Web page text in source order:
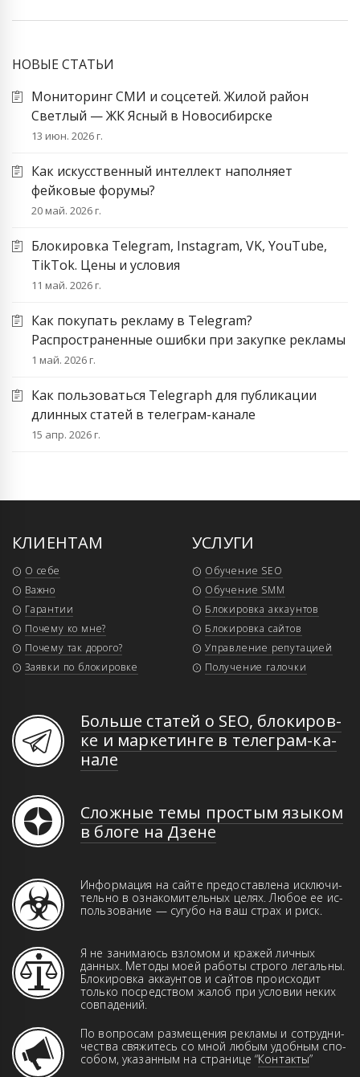
НОВЫЕ СТАТЬИ
Мониторинг СМИ и соцсетей. Жилой район
Светлый — ЖК Ясный в Новосибирске
13 июн. 2026 г.
Как искусственный интеллект наполняет
фейковые форумы?
20 май. 2026 г.
Блокировка Telegram, Instagram, VK, YouTube,
TikTok. Цены и условия
11 май. 2026 г.
Как покупать рекламу в Telegram?
Распространенные ошибки при закупке рекламы
1 май. 2026 г.
Как пользоваться Telegraph для публикации
длинных статей в телеграм-канале
15 апр. 2026 г.
КЛИЕНТАМ
О себе
Важно
Гарантии
Почему ко мне?
Почему так дорого?
Заявки по блокировке
УСЛУГИ
Обучение SEO
Обучение SMM
Блокировка аккаунтов
Блокировка сайтов
Управление репутацией
Получение галочки
Больше статей о SEO, бло­ки­ров­
ке и мар­ке­тин­ге в те­ле­грам-ка­
на­ле
Сложные темы простым языком
в блоге на Дзене
Информация на сайте предоставлена иск­­лю­­чи­­
те­ль­но в оз­на­ко­ми­тель­ных це­лях. Лю­бое ее ис­
поль­зо­ва­ние — сугубо на ваш страх и риск.
Я не занимаюсь взломом и кражей лич­ных
данн­ых. Ме­то­ды моей работы строго ле­галь­ны.
Бло­ки­ров­ка аккаунтов и сай­тов про­ис­хо­дит
только пос­ред­ством жа­лоб при ус­ло­вии неких
совпадений.
По вопросам размещения рекламы и сот­руд­ни­
чест­ва свя­жи­тесь со мной любым удоб­ным спо­
со­бом, указанным на странице “Контакты”